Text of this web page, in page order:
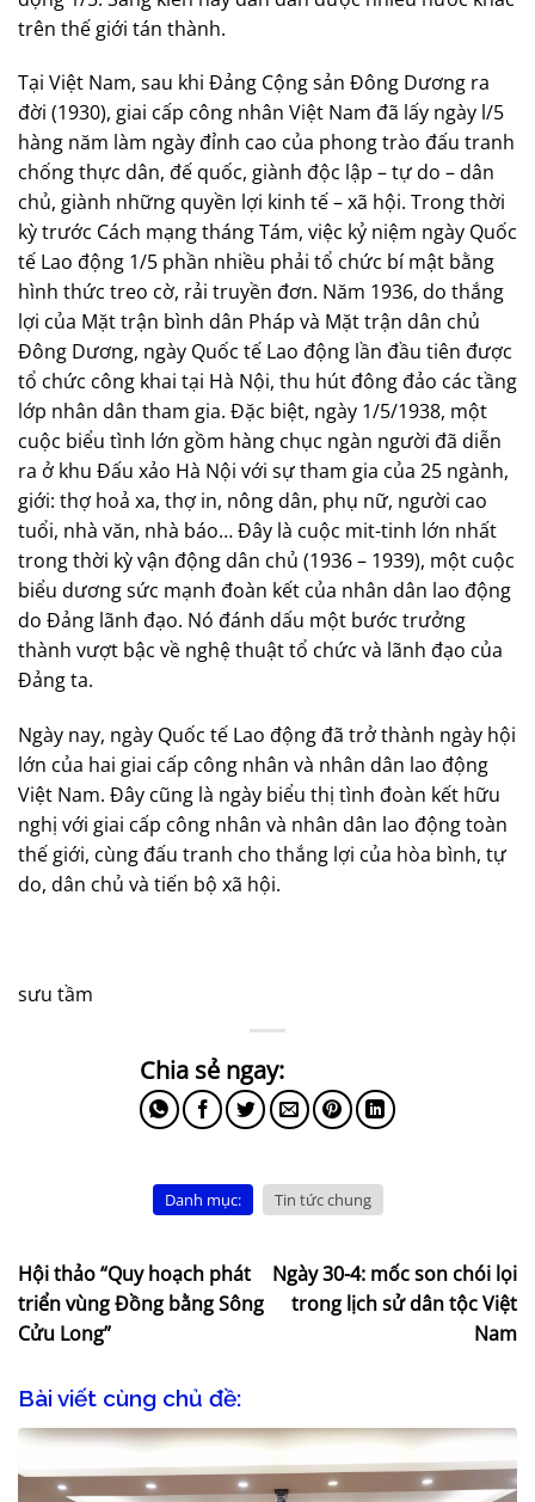
trên thế giới tán thành.
Tại Việt Nam, sau khi Đảng Cộng sản Đông Dương ra
đời (1930), giai cấp công nhân Việt Nam đã lấy ngày l/5
hàng năm làm ngày đỉnh cao của phong trào đấu tranh
chống thực dân, đế quốc, giành độc lập – tự do – dân
chủ, giành những quyền lợi kinh tế – xã hội. Trong thời
kỳ trước Cách mạng tháng Tám, việc kỷ niệm ngày Quốc
tế Lao động 1/5 phần nhiều phải tổ chức bí mật bằng
hình thức treo cờ, rải truyền đơn. Năm 1936, do thắng
lợi của Mặt trận bình dân Pháp và Mặt trận dân chủ
Đông Dương, ngày Quốc tế Lao động lần đầu tiên được
tổ chức công khai tại Hà Nội, thu hút đông đảo các tầng
lớp nhân dân tham gia. Đặc biệt, ngày 1/5/1938, một
cuộc biểu tình lớn gồm hàng chục ngàn người đã diễn
ra ở khu Đấu xảo Hà Nội với sự tham gia của 25 ngành,
giới: thợ hoả xa, thợ in, nông dân, phụ nữ, người cao
tuổi, nhà văn, nhà báo… Đây là cuộc mit-tinh lớn nhất
trong thời kỳ vận động dân chủ (1936 – 1939), một cuộc
biểu dương sức mạnh đoàn kết của nhân dân lao động
do Đảng lãnh đạo. Nó đánh dấu một bước trưởng
thành vượt bậc về nghệ thuật tổ chức và lãnh đạo của
Đảng ta.
Ngày nay, ngày Quốc tế Lao động đã trở thành ngày hội
lớn của hai giai cấp công nhân và nhân dân lao động
Việt Nam. Đây cũng là ngày biểu thị tình đoàn kết hữu
nghị với giai cấp công nhân và nhân dân lao động toàn
thế giới, cùng đấu tranh cho thắng lợi của hòa bình, tự
do, dân chủ và tiến bộ xã hội.
sưu tầm
Danh mục: Tin tức chung
Hội thảo “Quy hoạch phát
triển vùng Đồng bằng Sông
Cửu Long”
Ngày 30-4: mốc son chói lọi
trong lịch sử dân tộc Việt
Nam
Bài viết cùng chủ đề: